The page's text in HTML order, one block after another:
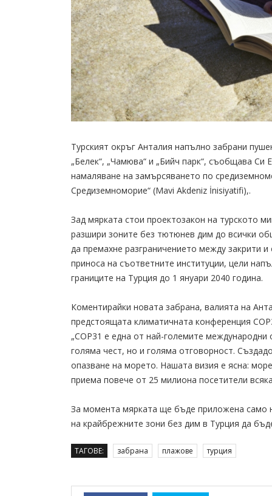
Турският окръг Анталия напълно забрани
„Белек“, „Чамюва“ и „Бийч парк“, съобщава
намаляване на замърсяването по
Средиземноморие“ (Mavi Akdeniz İnisiyatifi),.
Зад мярката стои проектозакон на турското
разшири зоните без тютюнев дим до всички
да премахне разграничението между закрити
приноса на съответните институции, цели
границите на Турция до 1 януари 2040 година.
Коментирайки новата забрана, валията на
предстоящата климатичната конференция
„COP31 е една от най-големите
голяма чест, но и голяма отговорност.
опазване на морето. Нашата визия е ясна:
приема повече от 25 милиона посетители
За момента мярката ще бъде приложена само
на крайбрежните зони без дим в Турция да
ТАГОВЕ: забрана плажове турция